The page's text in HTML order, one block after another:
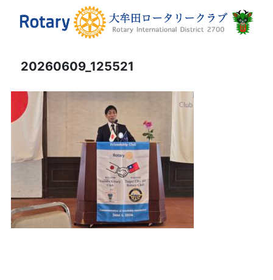
20260609_125521